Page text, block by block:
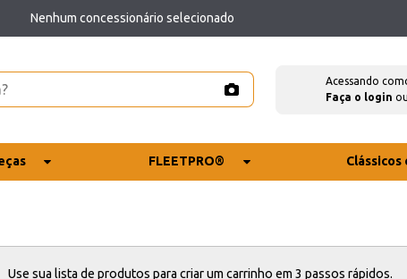
Nenhum concessionário selecionado
Acessando
Faça o login ou
FLEETPRO®
Use sua lista de produtos para criar um carrinho em 3 passos rápidos.